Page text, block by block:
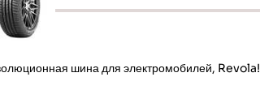
шина для электромобилей, Revola!